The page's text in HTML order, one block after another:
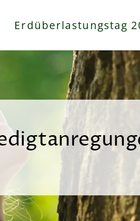
Erdüberlastungstag